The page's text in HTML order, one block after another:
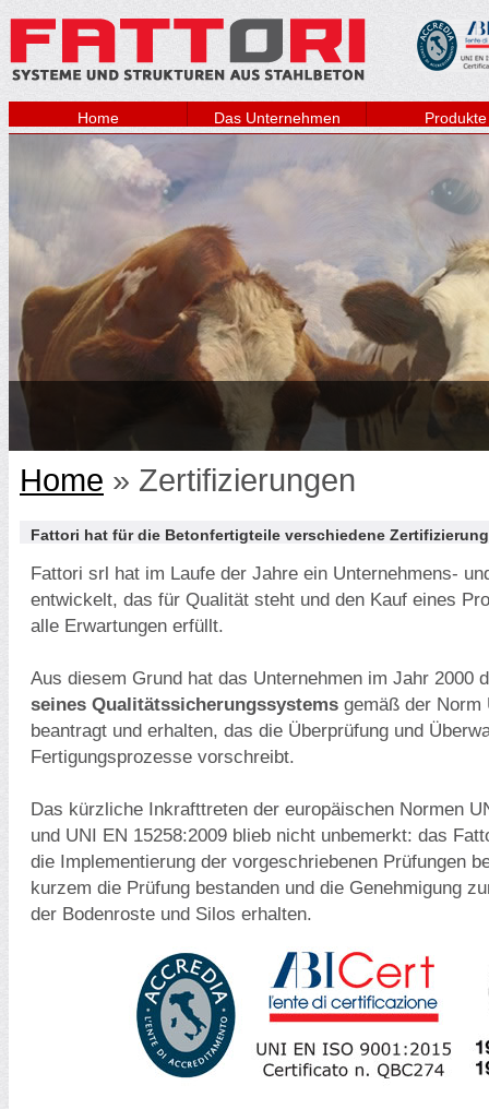
Home Das Unternehmen Produkte
Home » Zertifizierungen
Fattori hat für die Betonfertigteile verschiedene
Fattori srl hat im Laufe der Jahre ein Unternehmens-
entwickelt, das für Qualität steht und den Kauf eines
alle Erwartungen erfüllt.
Aus diesem Grund hat das Unternehmen im Jahr 2000
seines Qualitätssicherungssystems gemäß der Norm
beantragt und erhalten, das die Überprüfung und
Fertigungsprozesse vorschreibt.
Das kürzliche Inkrafttreten der europäischen Normen
und UNI EN 15258:2009 blieb nicht unbemerkt: das
die Implementierung der vorgeschriebenen Prüfungen
kurzem die Prüfung bestanden und die Genehmigung
der Bodenroste und Silos erhalten.